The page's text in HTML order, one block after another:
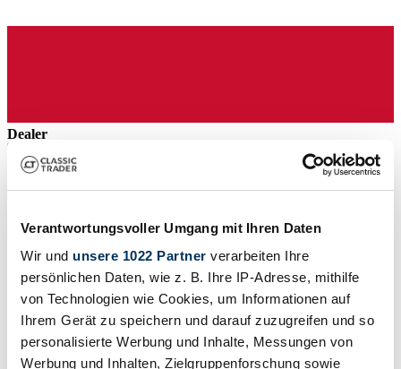
Verantwortungsvoller Umgang mit Ihren Daten
Wir und unsere 1022 Partner verarbeiten Ihre
persönlichen Daten, wie z. B. Ihre IP-Adresse, mithilfe
von Technologien wie Cookies, um Informationen auf
Ihrem Gerät zu speichern und darauf zuzugreifen und so
personalisierte Werbung und Inhalte, Messungen von
Werbung und Inhalten, Zielgruppenforschung sowie
Dealer